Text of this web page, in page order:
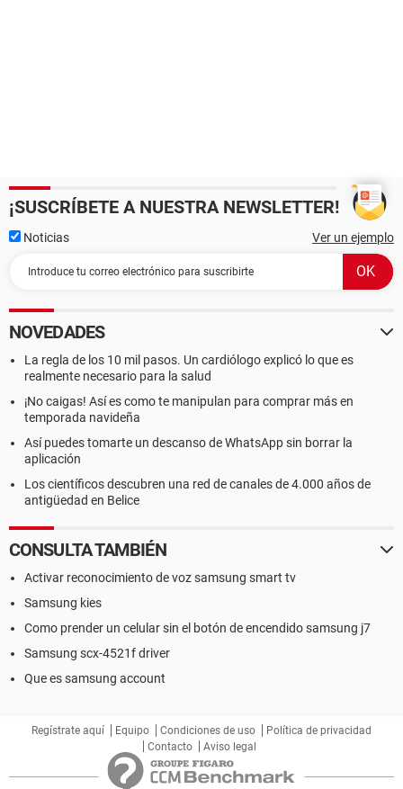
¡SUSCRÍBETE A NUESTRA NEWSLETTER!
Noticias Ver un ejemplo
NOVEDADES
La regla de los 10 mil pasos. Un cardiólogo explicó lo que es
realmente necesario para la salud
¡No caigas! Así es como te manipulan para comprar más en
temporada navideña
Así puedes tomarte un descanso de WhatsApp sin borrar la
aplicación
Los científicos descubren una red de canales de 4.000 años de
antigüedad en Belice
CONSULTA TAMBIÉN
Activar reconocimiento de voz samsung smart tv
Samsung kies
Como prender un celular sin el botón de encendido samsung j7
Samsung scx-4521f driver
Que es samsung account
Regístrate aquí Equipo Condiciones de uso
Política de privacidad
Contacto
Aviso legal